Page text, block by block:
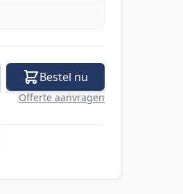
Bestel nu
Offerte aanvragen